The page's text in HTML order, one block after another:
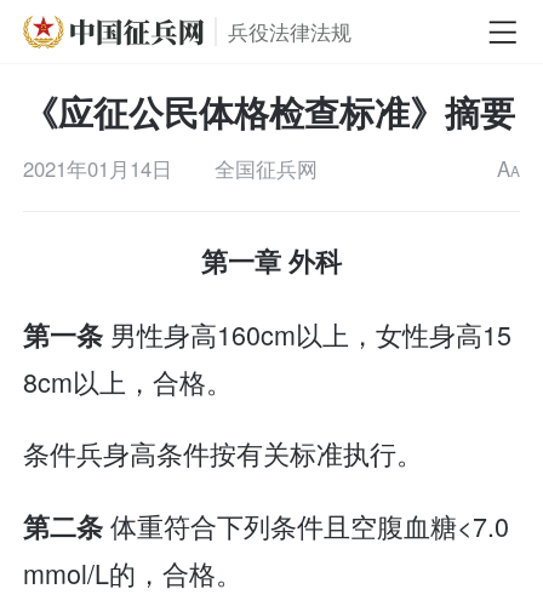
兵役法律法规
《应征公民体格检查标准》摘要
2021年01月14日 全国征兵网 AA
第一章 外科
第一条 男性身高160cm以上，女性身高15
8cm以上，合格。
条件兵身高条件按有关标准执行。
第二条体重符合下列条件且空腹血糖<7.0
mmol/L的，合格。